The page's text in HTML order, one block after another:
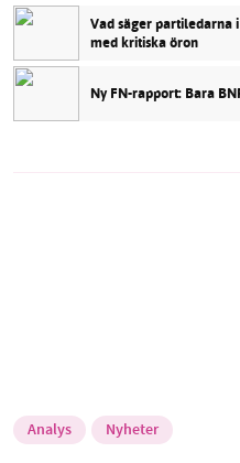
Vad säger partiledarna
med kritiska öron
Ny FN-rapport: Bara
Analys Nyheter